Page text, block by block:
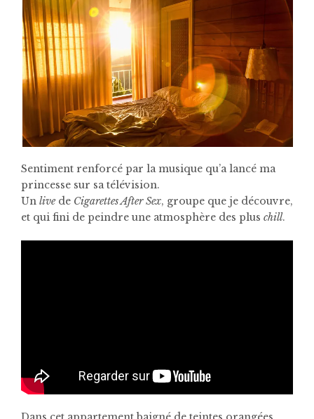
Sentiment renforcé par la musique qu’a lancé ma
princesse sur sa télévision.
Un livede Cigarettes After Sex, groupe que je découvre,
et qui fini de peindre une atmosphère des plus chill.